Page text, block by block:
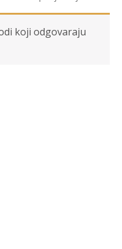
koji odgovaraju